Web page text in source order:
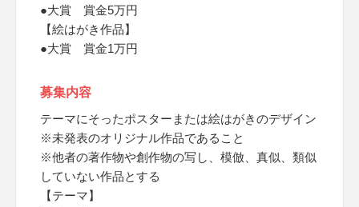
●大賞 賞金5万円
【絵はがき作品】
●大賞 賞金1万円
募集内容
テーマにそったポスターまたは絵はがきのデザイン
※未発表のオリジナル作品であること
※他者の著作物や創作物の写し、模倣、真似、類似
していない作品とする
【テーマ】